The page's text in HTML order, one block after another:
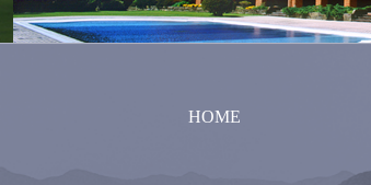
HOME